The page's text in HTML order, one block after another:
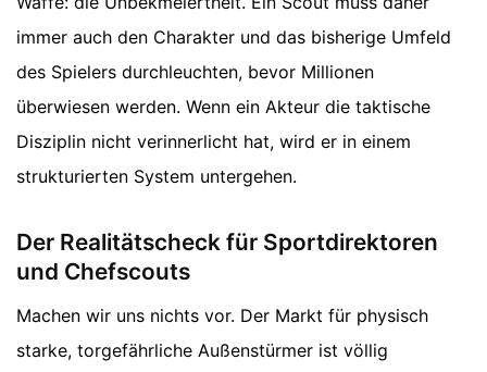
immer auch den Charakter und das bisherige Umfeld
des Spielers durchleuchten, bevor Millionen
überwiesen werden. Wenn ein Akteur die taktische
Disziplin nicht verinnerlicht hat, wird er in einem
strukturierten System untergehen.
Der Realitätscheck für Sportdirektoren
und Chefscouts
Machen wir uns nichts vor. Der Markt für physisch
starke, torgefährliche Außenstürmer ist völlig